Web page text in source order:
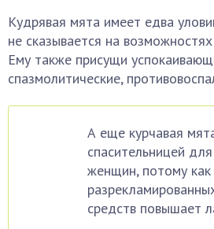
Кудрявая мята имеет едва
не сказывается на
Ему также присущи
спазмолитические,
А еще курчавая
спасительницей
женщин, потому
средств повышает